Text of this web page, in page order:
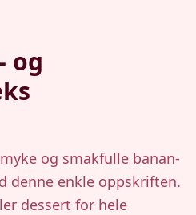
og
og smakfulle banan-
denne enkle oppskriften.
dessert for hele